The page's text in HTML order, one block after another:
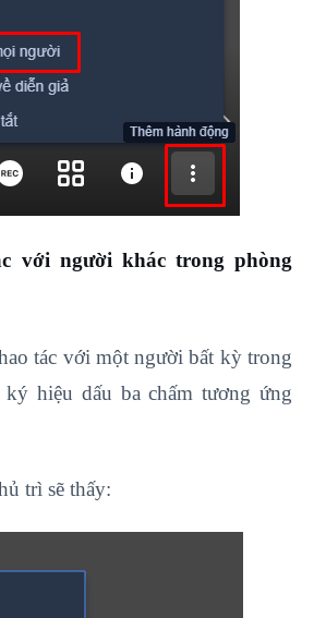
với người khác trong phòng
tác với một người bất kỳ trong
hiệu dấu ba chấm tương ứng
trì sẽ thấy: